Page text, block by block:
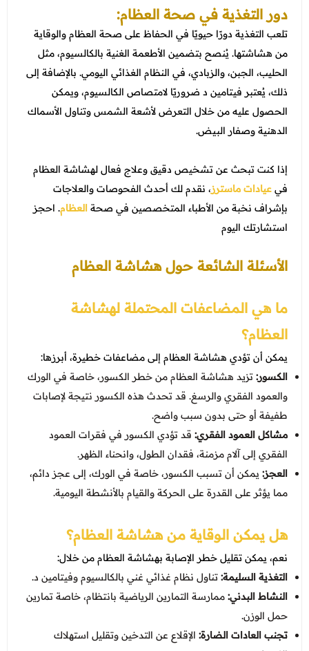
دور التغذية في صحة العظام:
تلعب التغذية دورًا حيويًا في الحفاظ على صحة العظام والوقاية
من هشاشتها. يُنصح بتضمين الأطعمة الغنية بالكالسيوم، مثل
الحليب، الجبن، والزبادي، في النظام الغذائي اليومي. بالإضافة إلى
ذلك، يُعتبر فيتامين د ضروريًا لامتصاص الكالسيوم، ويمكن
الحصول عليه من خلال التعرض لأشعة الشمس وتناول الأسماك
الدهنية وصفار البيض.
إذا كنت تبحث عن تشخيص دقيق وعلاج فعال لهشاشة العظام
فيعيادات ماسترز، نقدم لك أحدث الفحوصات والعلاجات
بإشراف نخبة من الأطباء المتخصصين في صحةالعظام. احجز
استشارتك اليوم
الأسئلة الشائعة حول هشاشة العظام
ما هي المضاعفات المحتملة لهشاشة
العظام؟
يمكن أن تؤدي هشاشة العظام إلى مضاعفات خطيرة، أبرزها:
الكسور:تزيد هشاشة العظام من خطر الكسور، خاصة في الورك
والعمود الفقري والرسغ. قد تحدث هذه الكسور نتيجة لإصابات
طفيفة أو حتى بدون سبب واضح.​
مشاكل العمود الفقري:قد تؤدي الكسور في فقرات العمود
الفقري إلى آلام مزمنة، فقدان الطول، وانحناء الظهر.​
العجز:يمكن أن تسبب الكسور، خاصة في الورك، إلى عجز دائم،
مما يؤثر على القدرة على الحركة والقيام بالأنشطة اليومية.​
هل يمكن الوقاية من هشاشة العظام؟
نعم، يمكن تقليل خطر الإصابة بهشاشة العظام من خلال:
التغذية السليمة:تناول نظام غذائي غني بالكالسيوم وفيتامين د.
النشاط البدني:ممارسة التمارين الرياضية بانتظام، خاصة تمارين
حمل الوزن.
تجنب العادات الضارة:الإقلاع عن التدخين وتقليل استهلاك